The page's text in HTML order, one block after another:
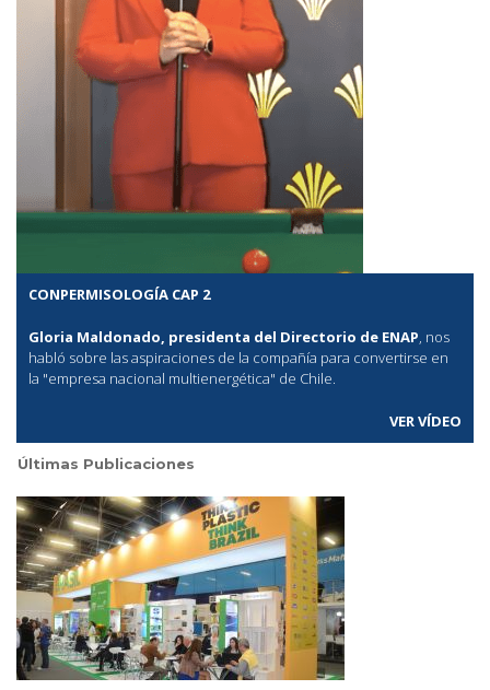
CONPERMISOLOGÍA CAP 2
Gloria Maldonado, presidenta del Directorio de ENAP , nos
habló sobre las aspiraciones de la compañía para convertirse en
la "empresa nacional multienergética" de Chile.
VER VÍDEO
Últimas Publicaciones